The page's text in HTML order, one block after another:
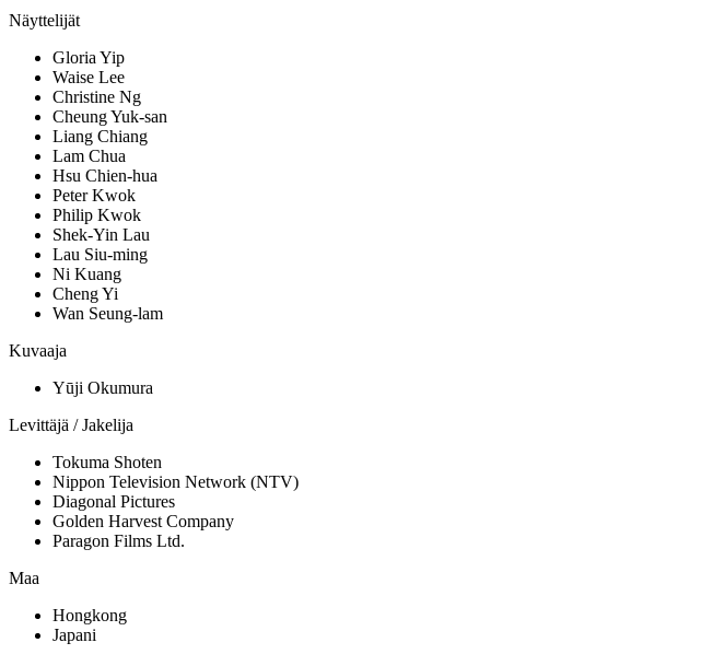
Näyttelijät
Gloria Yip
Waise Lee
Christine Ng
Cheung Yuk-san
Liang Chiang
Lam Chua
Hsu Chien-hua
Peter Kwok
Philip Kwok
Shek-Yin Lau
Lau Siu-ming
Ni Kuang
Cheng Yi
Wan Seung-lam
Kuvaaja
Yūji Okumura
Levittäjä / Jakelija
Tokuma Shoten
Nippon Television Network (NTV)
Diagonal Pictures
Golden Harvest Company
Paragon Films Ltd.
Maa
Hongkong
Japani